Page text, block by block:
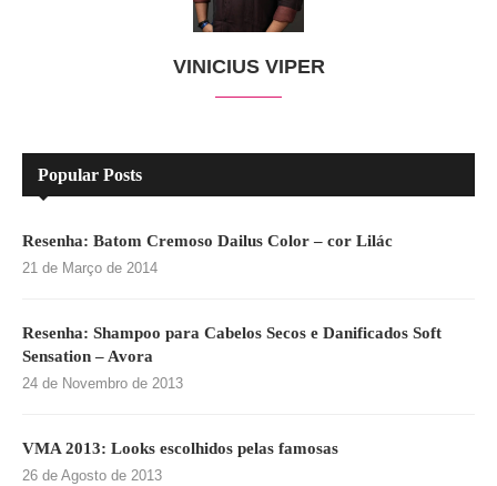
VINICIUS VIPER
Popular Posts
Resenha: Batom Cremoso Dailus Color – cor Lilác
21 de Março de 2014
Resenha: Shampoo para Cabelos Secos e Danificados Soft
Sensation – Avora
24 de Novembro de 2013
VMA 2013: Looks escolhidos pelas famosas
26 de Agosto de 2013